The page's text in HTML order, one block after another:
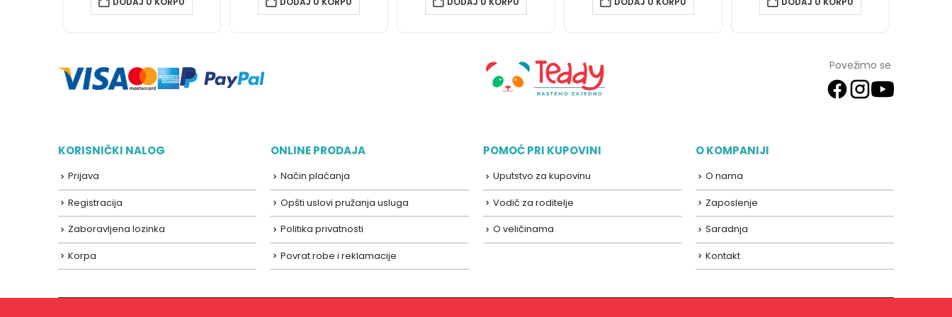
Povežimo se
KORISNIČKI NALOG
Prijava
Registracija
Zaboravljena lozinka
Korpa
ONLINE PRODAJA
Način plaćanja
Opšti uslovi pružanja usluga
Politika privatnosti
Povrat robe i reklamacije
POMOĆ PRI KUPOVINI
Uputstvo za kupovinu
Vodič za roditelje
O veličinama
O KOMPANIJI
O nama
Zaposlenje
Saradnja
Kontakt